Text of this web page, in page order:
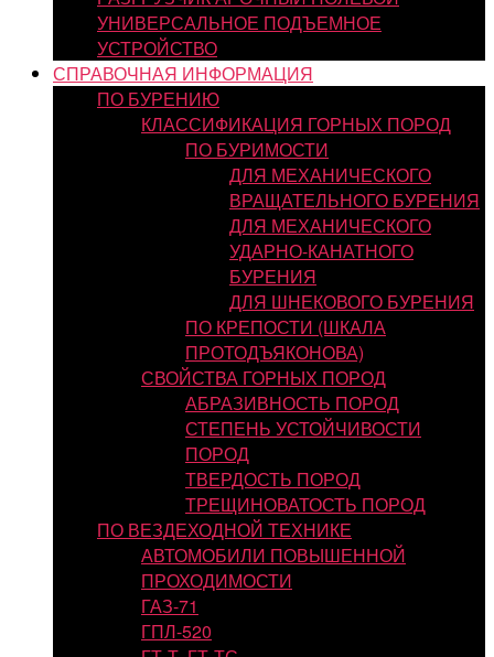
УНИВЕРСАЛЬНОЕ ПОДЪЕМНОЕ
УСТРОЙСТВО
СПРАВОЧНАЯ ИНФОРМАЦИЯ
ПО БУРЕНИЮ
КЛАССИФИКАЦИЯ ГОРНЫХ ПОРОД
ПО БУРИМОСТИ
ДЛЯ МЕХАНИЧЕСКОГО
ВРАЩАТЕЛЬНОГО БУРЕНИЯ
ДЛЯ МЕХАНИЧЕСКОГО
УДАРНО-КАНАТНОГО
БУРЕНИЯ
ДЛЯ ШНЕКОВОГО БУРЕНИЯ
ПО КРЕПОСТИ (ШКАЛА
ПРОТОДЪЯКОНОВА)
СВОЙСТВА ГОРНЫХ ПОРОД
АБРАЗИВНОСТЬ ПОРОД
СТЕПЕНЬ УСТОЙЧИВОСТИ
ПОРОД
ТВЕРДОСТЬ ПОРОД
ТРЕЩИНОВАТОСТЬ ПОРОД
ПО ВЕЗДЕХОДНОЙ ТЕХНИКЕ
АВТОМОБИЛИ ПОВЫШЕННОЙ
ПРОХОДИМОСТИ
ГАЗ-71
ГПЛ-520